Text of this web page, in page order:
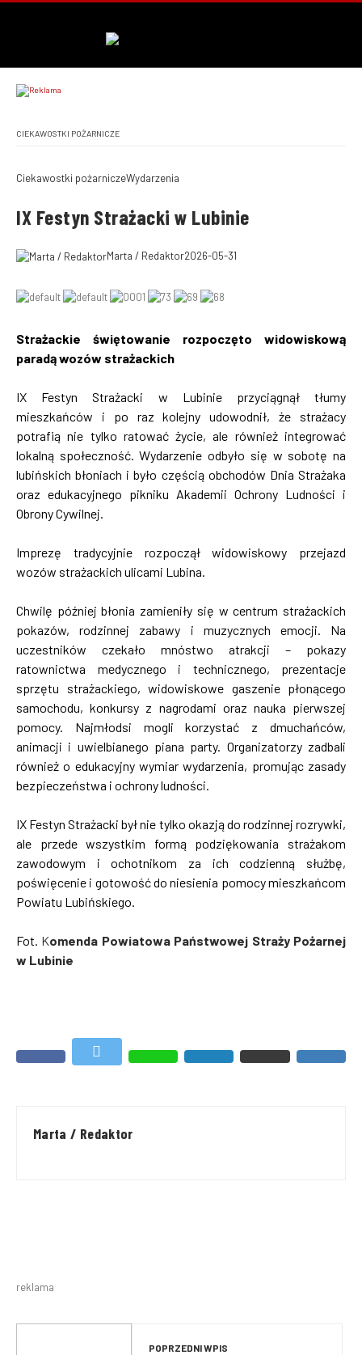
CIEKAWOSTKI POŻARNICZE
Ciekawostki pożarniczeWydarzenia
IX Festyn Strażacki w Lubinie
Marta / Redaktor2026-05-31
Strażackie świętowanie rozpoczęto widowiskową
paradą wozów strażackich
IX Festyn Strażacki w Lubinie przyciągnął tłumy
mieszkańców i po raz kolejny udowodnił, że strażacy
potrafią nie tylko ratować życie, ale również integrować
lokalną społeczność. Wydarzenie odbyło się w sobotę na
lubińskich błoniach i było częścią obchodów Dnia Strażaka
oraz edukacyjnego pikniku Akademii Ochrony Ludności i
Obrony Cywilnej.
Imprezę tradycyjnie rozpoczął widowiskowy przejazd
wozów strażackich ulicami Lubina.
Chwilę później błonia zamieniły się w centrum strażackich
pokazów, rodzinnej zabawy i muzycznych emocji. Na
uczestników czekało mnóstwo atrakcji – pokazy
ratownictwa medycznego i technicznego, prezentacje
sprzętu strażackiego, widowiskowe gaszenie płonącego
samochodu, konkursy z nagrodami oraz nauka pierwszej
pomocy. Najmłodsi mogli korzystać z dmuchańców,
animacji i uwielbianego piana party. Organizatorzy zadbali
również o edukacyjny wymiar wydarzenia, promując zasady
bezpieczeństwa i ochrony ludności.
IX Festyn Strażacki był nie tylko okazją do rodzinnej rozrywki,
ale przede wszystkim formą podziękowania strażakom
zawodowym i ochotnikom za ich codzienną służbę,
poświęcenie i gotowość do niesienia pomocy mieszkańcom
Powiatu Lubińskiego.
Fot. Komenda Powiatowa Państwowej Straży Pożarnej
w Lubinie
Marta / Redaktor
reklama
POPRZEDNI WPIS